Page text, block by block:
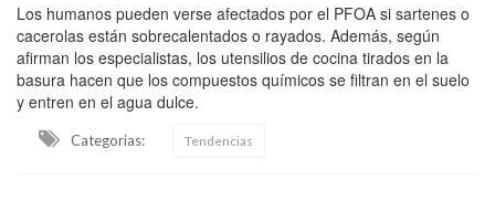
Los humanos pueden verse afectados por el PFOA si sartenes o
cacerolas están sobrecalentados o rayados. Además, según
afirman los especialistas, los utensilios de cocina tirados en la
basura hacen que los compuestos químicos se filtran en el suelo
y entren en el agua dulce.
Categorias: Tendencias